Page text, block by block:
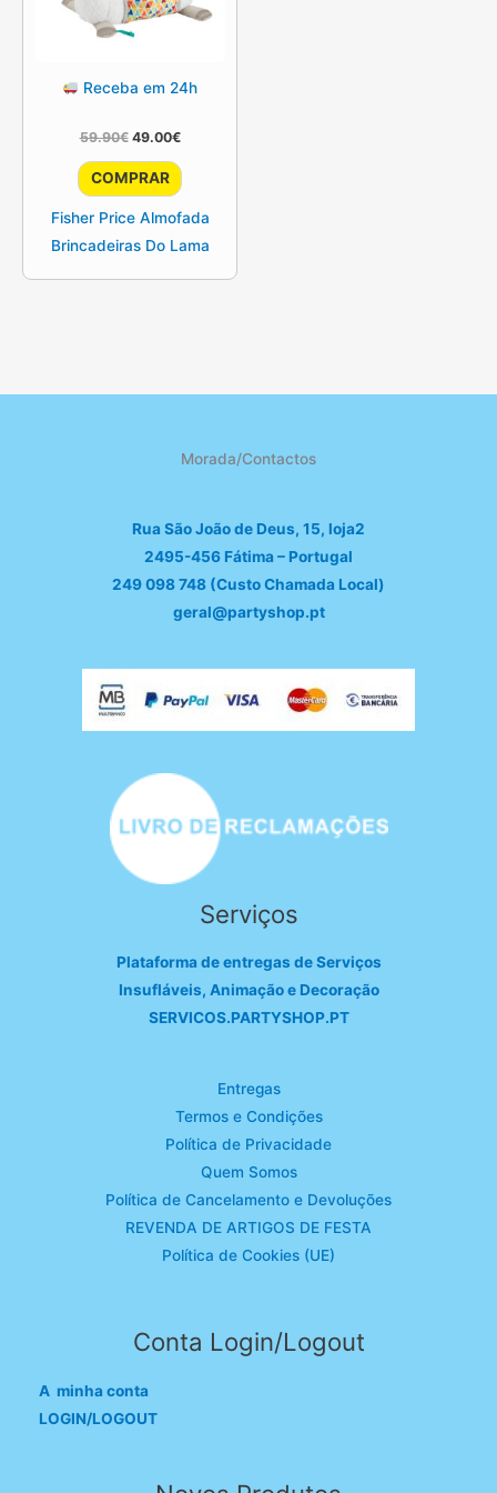
Receba em 24h
59.90€ O
original
era:
49.00€O
atual
é:
COMPRAR
Fisher Price Almofada
Brincadeiras Do Lama
Morada/Contactos
Rua São João de Deus, 15, loja2
2495-456 Fátima – Portugal
249 098 748 (Custo Chamada Local)
geral@partyshop.pt
Serviços
Plataforma de entregas de Serviços
Insufláveis, Animação e Decoração
SERVICOS.PARTYSHOP.PT
Entregas
Termos e Condições
Política de Privacidade
Quem Somos
Política de Cancelamento e Devoluções
REVENDA DE ARTIGOS DE FESTA
Política de Cookies (UE)
Conta Login/Logout
A minha conta
LOGIN/LOGOUT